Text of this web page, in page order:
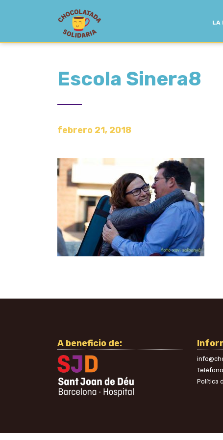
LA
Escola Sinera8
febrero 21, 2018
A beneficio de:
Política